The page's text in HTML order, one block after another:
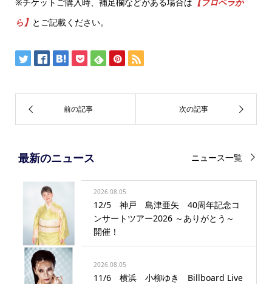
ら】 とご記載ください。
最新のニュース ニュース一覧
2026.08.05
12/5 神戸 島津亜矢 40周年記念コ
ンサートツアー2026 ～ありがとう～
開催！
2026.08.05
11/6 横浜 小柳ゆき Billboard Live